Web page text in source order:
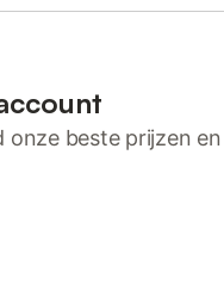
onze beste prijzen